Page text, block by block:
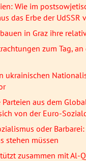
Wie im
das Erbe der UdSSR
in Graz ihre
zum Tag,
ukrainischen
Parteien aus dem
von der Euro-
oder
stehen müssen
zusammen mit Al-